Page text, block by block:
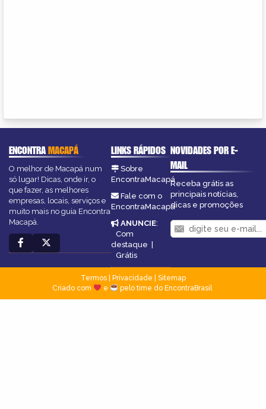
ENCONTRAMACAPÁ
O melhor de Macapá num
só lugar! Dicas, onde ir, o
que fazer, as melhores
empresas, locais, serviços e
muito mais no guia Encontra
Macapá.
LINKS RÁPIDOS
Sobre
EncontraMacapá
Fale com o
EncontraMacapá
ANUNCIE:
Com
destaque |
Grátis
NOVIDADES POR E-
MAIL
Receba grátis as
principais notícias,
dicas e promoções
Termos| Privacidade
Sitemap
Criado com
e pelo time do EncontraBrasil